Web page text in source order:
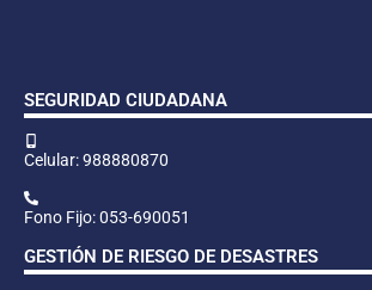
SEGURIDAD CIUDADANA
Celular: 988880870
Fono Fijo: 053-690051
GESTIÓN DE RIESGO DE DESASTRES